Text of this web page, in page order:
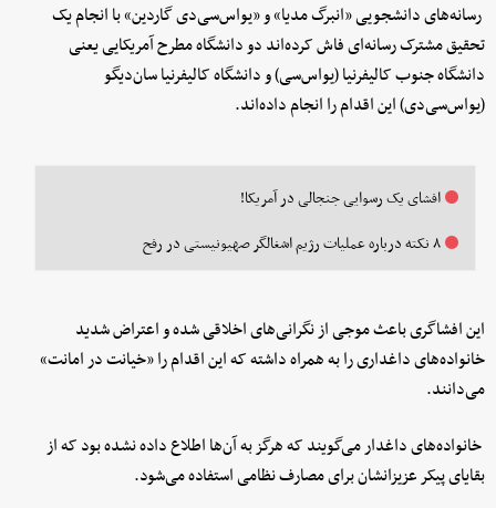
رسانه‌های دانشجویی «انبرگ مدیا» و «یو‌اس‌سی‌دی گاردین» با انجام یک
تحقیق مشترک رسانه‌ای فاش کرده‌اند دو دانشگاه مطرح آمریکایی یعنی
دانشگاه جنوب کالیفرنیا (یو‌اس‌سی) و دانشگاه کالیفرنیا سان‌دیگو
(یو‌اس‌سی‌دی) این اقدام را انجام داده‌اند.
افشای یک رسوایی جنجالی در آمریکا!
۸ نکته درباره عملیات رژیم اشغالگر صهیونیستی در رفح‌
این افشاگری باعث موجی از نگرانی‌های اخلاقی شده و اعتراض شدید
خانواده‌های داغداری را به همراه داشته که این اقدام را «خیانت در امانت»
می‌دانند.
خانواده‌های داغدار می‌گویند که هرگز به آن‌ها اطلاع داده نشده بود که از
بقایای پیکر عزیزانشان برای مصارف نظامی استفاده می‌شود.